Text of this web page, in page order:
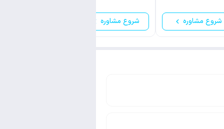
شروع مشاوره شروع مشاوره